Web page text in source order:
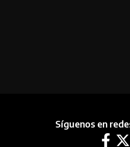
Síguenos en